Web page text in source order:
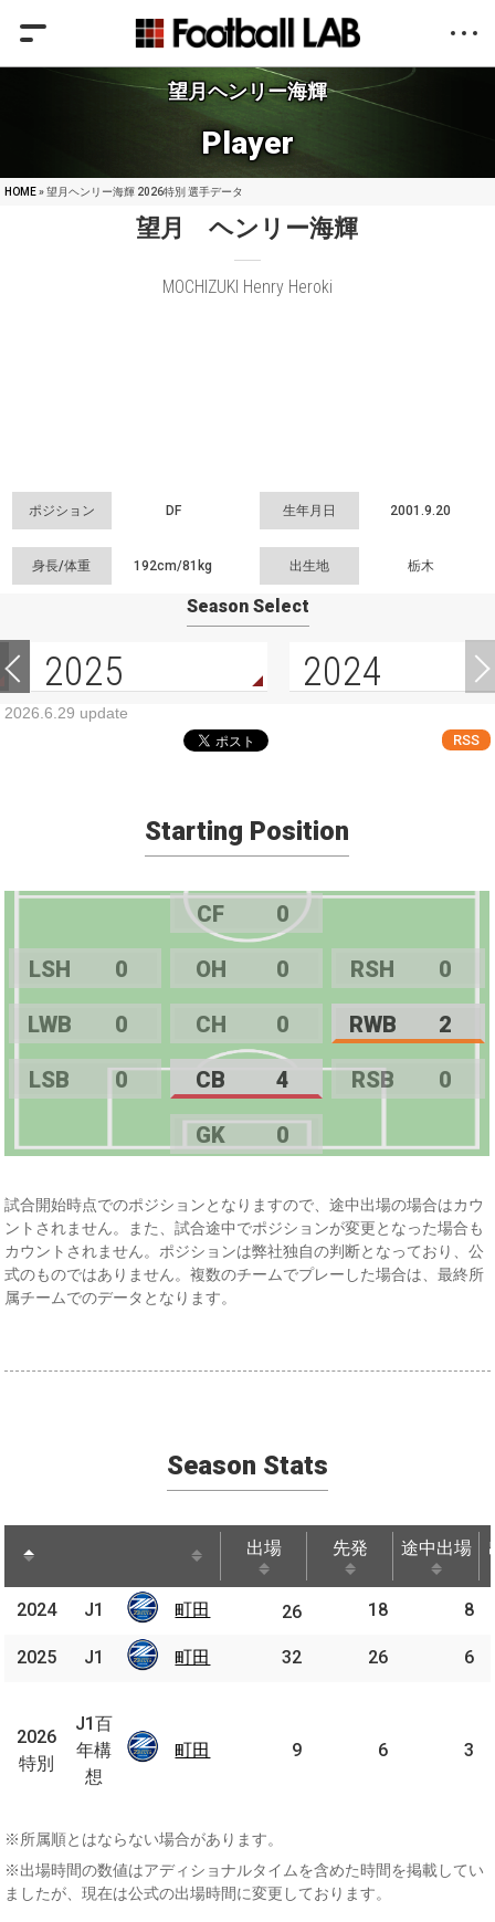
望月ヘンリー海輝
Player
HOME» 望月ヘンリー海輝 2026特別 選手データ
望月 ヘンリー海輝
MOCHIZUKI Henry Heroki
ポジション DF 生年月日 2001.9.20
身長/体重 192cm/81kg 出生地 栃木
Season Select
2025 2024
2026.6.29 update
RSS
Starting Position
CF 0
LSH 0 OH 0 RSH 0
LWB 0 CH 0 RWB 2
LSB 0 CB 4 RSB 0
GK 0
試合開始時点でのポジションとなりますので、途中出場の場合はカウ
ントされません。また、試合途中でポジションが変更となった場合も
カウントされません。ポジションは弊社独自の判断となっており、公
式のものではありません。複数のチームでプレーした場合は、最終所
属チームでのデータとなります。
Season Stats
出場 先発 途中出場
途中出場
2024 町田 26 18 8
2025 町田 32 26 6
2026
特別
百
年
町田 9 6 3
2024 J1 町田
2025 J1 町田
2026
特別
J1百
年構
想
町田
※所属順とはならない場合があります。
※出場時間の数値はアディショナルタイムを含めた時間を掲載してい
ましたが、現在は公式の出場時間に変更しております。